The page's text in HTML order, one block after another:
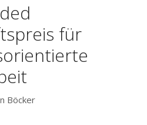
für
Böcker